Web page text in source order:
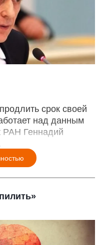
срок своей
над данным
РАН Геннадий